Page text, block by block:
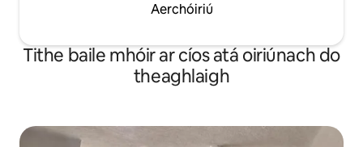
Aerchóiriú
Tithe baile mhóir ar cíos atá oiriúnach do
theaghlaigh